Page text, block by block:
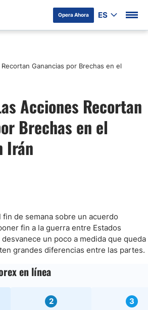
Opera Ahora ES
Ganancias por Brechas en el
Acciones Recortan
Brechas en el
Irán
fin de semana sobre un acuerdo
fin a la guerra entre Estados
un poco a medida que queda
grandes diferencias entre las partes.
en línea
2 3